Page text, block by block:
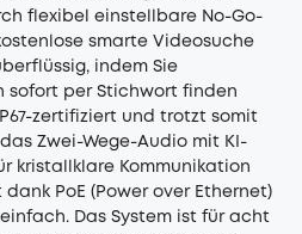
flexibel einstellbare No-Go-
smarte Videosuche
indem Sie
sofort per Stichwort finden
zertifiziert und trotzt somit
Zwei-Wege-Audio mit KI-
kristallklare Kommunikation
PoE (Power over Ethernet)
Das System ist für acht